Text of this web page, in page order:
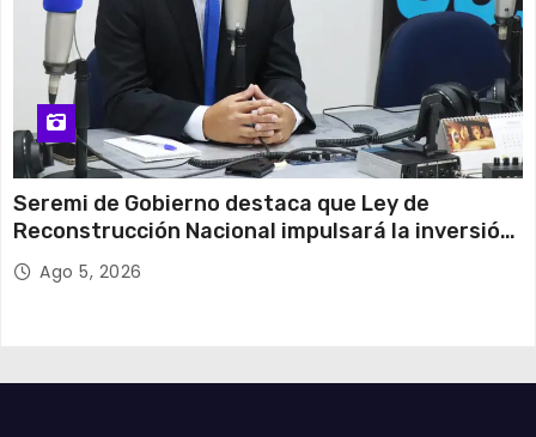
Seremi de Gobierno destaca que Ley de
Reconstrucción Nacional impulsará la inversión
y el empleo en Tarapacá
Ago 5, 2026